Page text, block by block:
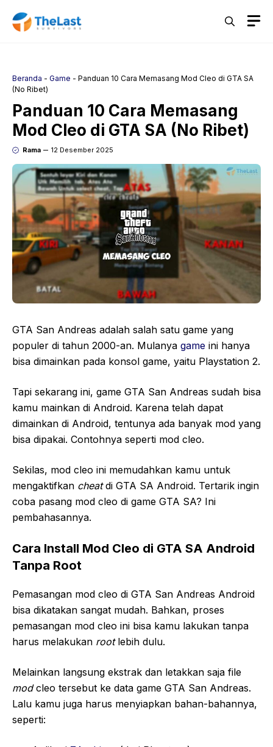
Beranda - Game - Panduan 10 Cara Memasang Mod Cleo di GTA SA
(No Ribet)
Panduan 10 Cara Memasang
Mod Cleo di GTA SA (No Ribet)
Rama 12 Desember 2025
GTA San Andreas adalah salah satu game yang
populer di tahun 2000-an. Mulanya game ini hanya
bisa dimainkan pada konsol game, yaitu Playstation 2.
Tapi sekarang ini, game GTA San Andreas sudah bisa
kamu mainkan di Android. Karena telah dapat
dimainkan di Android, tentunya ada banyak mod yang
bisa dipakai. Contohnya seperti mod cleo.
Sekilas, mod cleo ini memudahkan kamu untuk
mengaktifkan cheatdi GTA SA Android. Tertarik ingin
coba pasang mod cleo di game GTA SA? Ini
pembahasannya.
Cara Install Mod Cleo di GTA SA Android
Tanpa Root
Pemasangan mod cleo di GTA San Andreas Android
bisa dikatakan sangat mudah. Bahkan, proses
pemasangan mod cleo ini bisa kamu lakukan tanpa
harus melakukan rootlebih dulu.
Melainkan langsung ekstrak dan letakkan saja file
modcleo tersebut ke data game GTA San Andreas.
Lalu kamu juga harus menyiapkan bahan-bahannya,
seperti: